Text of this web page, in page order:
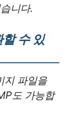
니다.
수 있
지 파일을
도 가능합